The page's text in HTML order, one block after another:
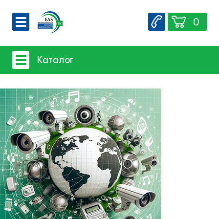
О компании
Вакансии
Контакты
0
Каталог
Системы видеонаблюдения
Системы защиты товаров от краж
Счетчики посетителей
Защита товара на стеллажах
Системы фонового озвучивания
помещений